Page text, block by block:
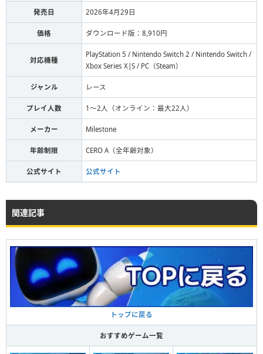
発売日 2026年4月29日
価格 ダウンロード版：8,910円
対応機種
PlayStation 5 / Nintendo Switch 2 / Nintendo Switch /
Xbox Series X|S / PC（Steam）
ジャンル レース
プレイ人数 1〜2人（オンライン：最大22人）
メーカー Milestone
年齢制限 CERO A（全年齢対象）
公式サイト 公式サイト
関連記事
トップに戻る
おすすめゲーム一覧